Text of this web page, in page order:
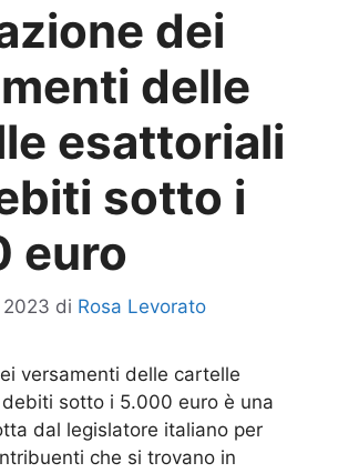
dei
delle
esattoriali
sotto i
euro
di Rosa Levorato
versamenti delle cartelle
sotto i 5.000 euro è una
dal legislatore italiano per
che si trovano in